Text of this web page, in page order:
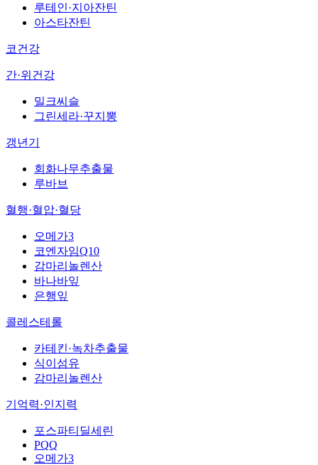
루테인·지아잔틴
아스타잔틴
코건강
간·위건강
밀크씨슬
그린세라·꾸지뽕
갱년기
회화나무추출물
루바브
혈행·혈압·혈당
오메가3
코엔자임Q10
감마리놀렌산
바나바잎
은행잎
콜레스테롤
카테킨·녹차추출물
식이섬유
감마리놀렌산
기억력·인지력
포스파티딜세린
PQQ
오메가3